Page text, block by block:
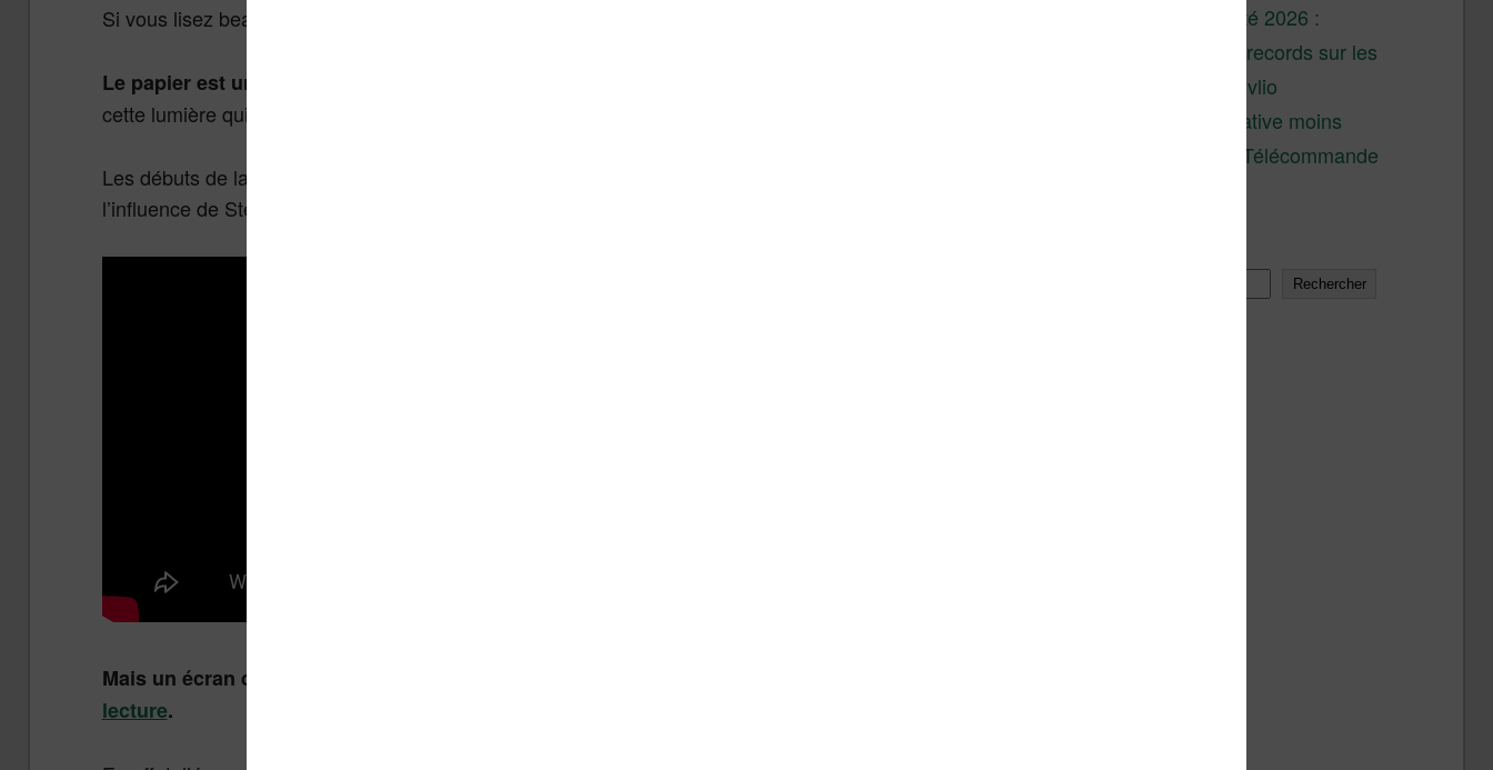
Si vous lisez beaucoup, vous êtes habitué au papier.
Le papier est un support parfait
cette lumière qui arrive indirectement dans vos yeux qui permet de lire en total confort.
Les débuts de la lecture numérique se sont fait sur ordinateur. On peut citer en particulier
l’influence de Steve jobs qui a voulu intégrer des ebooks dans son ordinateur NeXt.
Mais un écran d’ordinateur, de smartphone ou de
lecture.
Soldes d’été 2026 :
réductions records sur les
liseuses Kobo et Vivlio
Une alternative moins
chère à la Télécommande
Rechercher